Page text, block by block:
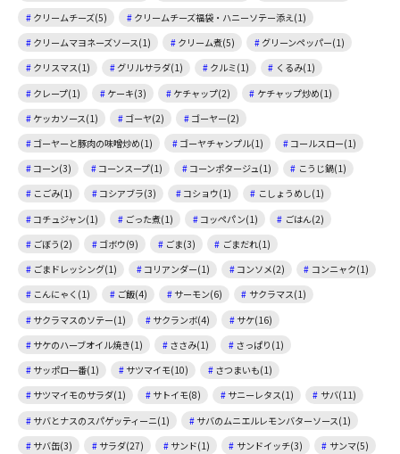
クリームチーズ(5)
クリームチーズ福袋・ハニーソテー添え(1)
クリームマヨネーズソース(1)
クリーム煮(5)
グリーンペッパー(1)
クリスマス(1)
グリルサラダ(1) クルミ(1)
くるみ(1)
クレープ(1)
ケーキ(3) ケチャップ(2)
ケチャップ炒め(1)
ケッカソース(1)
ゴーヤ(2)
ゴーヤー(2)
ゴーヤーと豚肉の味噌炒め(1)
ゴーヤチャンプル(1)
コールスロー(1)
コーン(3)
コーンスープ(1) コーンポタージュ(1)
こうじ鍋(1)
こごみ(1)
コシアブラ(3) コショウ(1)
こしょうめし(1)
コチュジャン(1)
ごった煮(1) コッペパン(1)
ごはん(2)
ごぼう(2)
ゴボウ(9) ごま(3)
ごまだれ(1)
ごまドレッシング(1)
コリアンダー(1) コンソメ(2)
コンニャク(1)
こんにゃく(1)
ご飯(4) サーモン(6)
サクラマス(1)
サクラマスのソテー(1)
サクランボ(4)
サケ(16)
サケのハーブオイル焼き(1)
ささみ(1)
さっぱり(1)
サッポロ一番(1)
サツマイモ(10)
さつまいも(1)
サツマイモのサラダ(1)
サトイモ(8) サニーレタス(1)
サバ(11)
サバとナスのスパゲッティーニ(1)
サバのムニエルレモンバターソース(1)
サバ缶(3)
サラダ(27) サンド(1) サンドイッチ(3)
サンマ(5)